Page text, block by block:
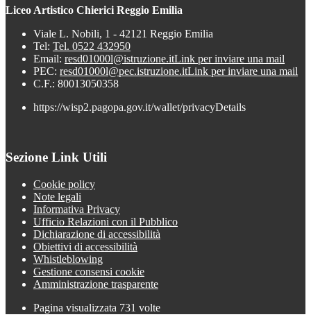
Liceo Artistico Chierici Reggio Emilia
Viale L. Nobili, 1 - 42121 Reggio Emilia
Tel: Tel. 0522 432950
Email: resd01000l@istruzione.itLink per inviare una mail
PEC: resd01000l@pec.istruzione.itLink per inviare una mail
C.F.: 80013050358
https://wisp2.pagopa.gov.it/wallet/privacyDetails
Sezione Link Utili
Cookie policy
Note legali
Informativa Privacy
Ufficio Relazioni con il Pubblico
Dichiarazione di accessibilità
Obiettivi di accessibilità
Whistleblowing
Gestione consensi cookie
Amministrazione trasparente
Pagina visualizzata 731 volte